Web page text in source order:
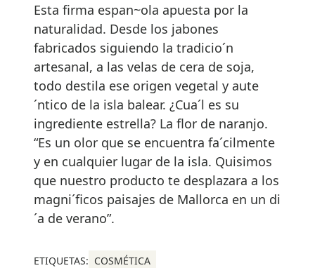
Esta firma espan~ola apuesta por la
naturalidad. Desde los jabones
fabricados siguiendo la tradicio´n
artesanal, a las velas de cera de soja,
todo destila ese origen vegetal y aute
´ntico de la isla balear. ¿Cua´l es su
ingrediente estrella? La flor de naranjo.
“Es un olor que se encuentra fa´cilmente
y en cualquier lugar de la isla. Quisimos
que nuestro producto te desplazara a los
magni´ficos paisajes de Mallorca en un di
´a de verano”.
ETIQUETAS: COSMÉTICA